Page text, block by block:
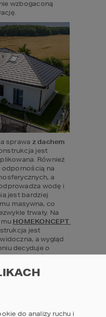
sprawa z dachem
jest
Również
odpornością na
a
wodę i
jest bardziej
masywna, co
trwały. Na
HOMEKONCEPT
jest
a wygląd
decyduje o
Sama architektura
dach w
kontrastu
jasną
jasnoszarymi
do analizy ruchu i